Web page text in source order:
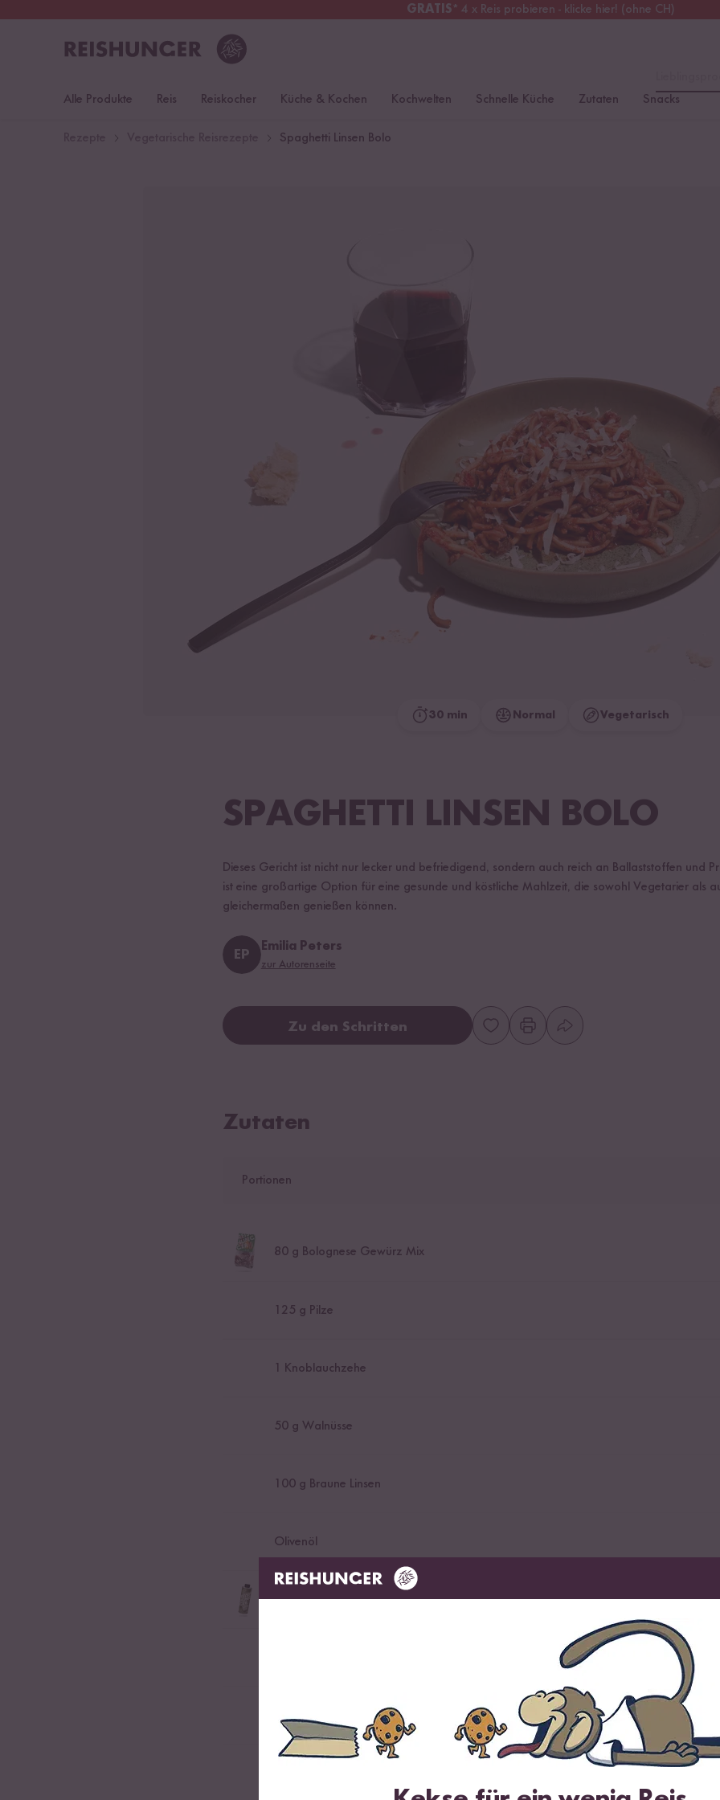
GRATIS* 4 x Reis probieren - klicke hier! (ohne CH)
Alle Zölle & Steuern inklusive
Alle Produkte
Reis Reiskocher Küche & Kochen Kochwelten Schnelle Küche Zutaten Snacks
Spaghetti Linsen Bolo
30 min Normal Vegetarisch
SPAGHETTI LINSEN BOLO
Dieses Gericht ist nicht nur lecker und befriedigend, sondern auch reich an Ballaststoffen und
ist eine großartige Option für eine gesunde und köstliche Mahlzeit, die sowohl Vegetarier als
gleichermaßen genießen können.
EP
Emilia Peters
zur Autorenseite
Zu den Schritten
Zutaten
Portionen
80g Bolognese Gewürz Mix
125 g Pilze
1 Knoblauchzehe
50g Walnüsse
100g Braune Linsen
Olivenöl
Natives Olivenöl Extra
ml Gemüsebrühe